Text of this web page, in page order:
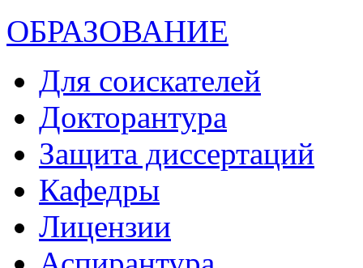
ОБРАЗОВАНИЕ
Для соискателей
Докторантура
Защита диссертаций
Кафедры
Лицензии